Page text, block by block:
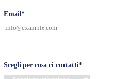
Email*
Scegli per cosa ci contatti*